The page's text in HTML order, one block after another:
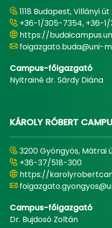
1118 Budapest, Villányi
+36-1/305-7354, +36-
https://
foigazgato.buda@uni-
Campus-főigazgató
Nyitrainé dr. Sárdy Diána
KÁROLY RÓBERT
3200 Gyöngyös, Mátrai
+36-37/518-300
https://
Campus-főigazgató
Dr. Bujdosó Zoltán